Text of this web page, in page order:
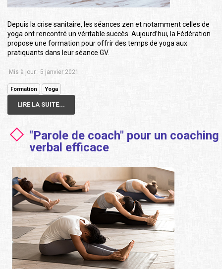
Depuis la crise sanitaire, les séances zen et notamment celles de
yoga ont rencontré un véritable succès. Aujourd’hui, la Fédération
propose une formation pour offrir des temps de yoga aux
pratiquants dans leur séance GV.
Mis à jour : 5 janvier 2021
Formation Yoga
LIRE LA SUITE...
"Parole de coach" pour un coaching
verbal efficace